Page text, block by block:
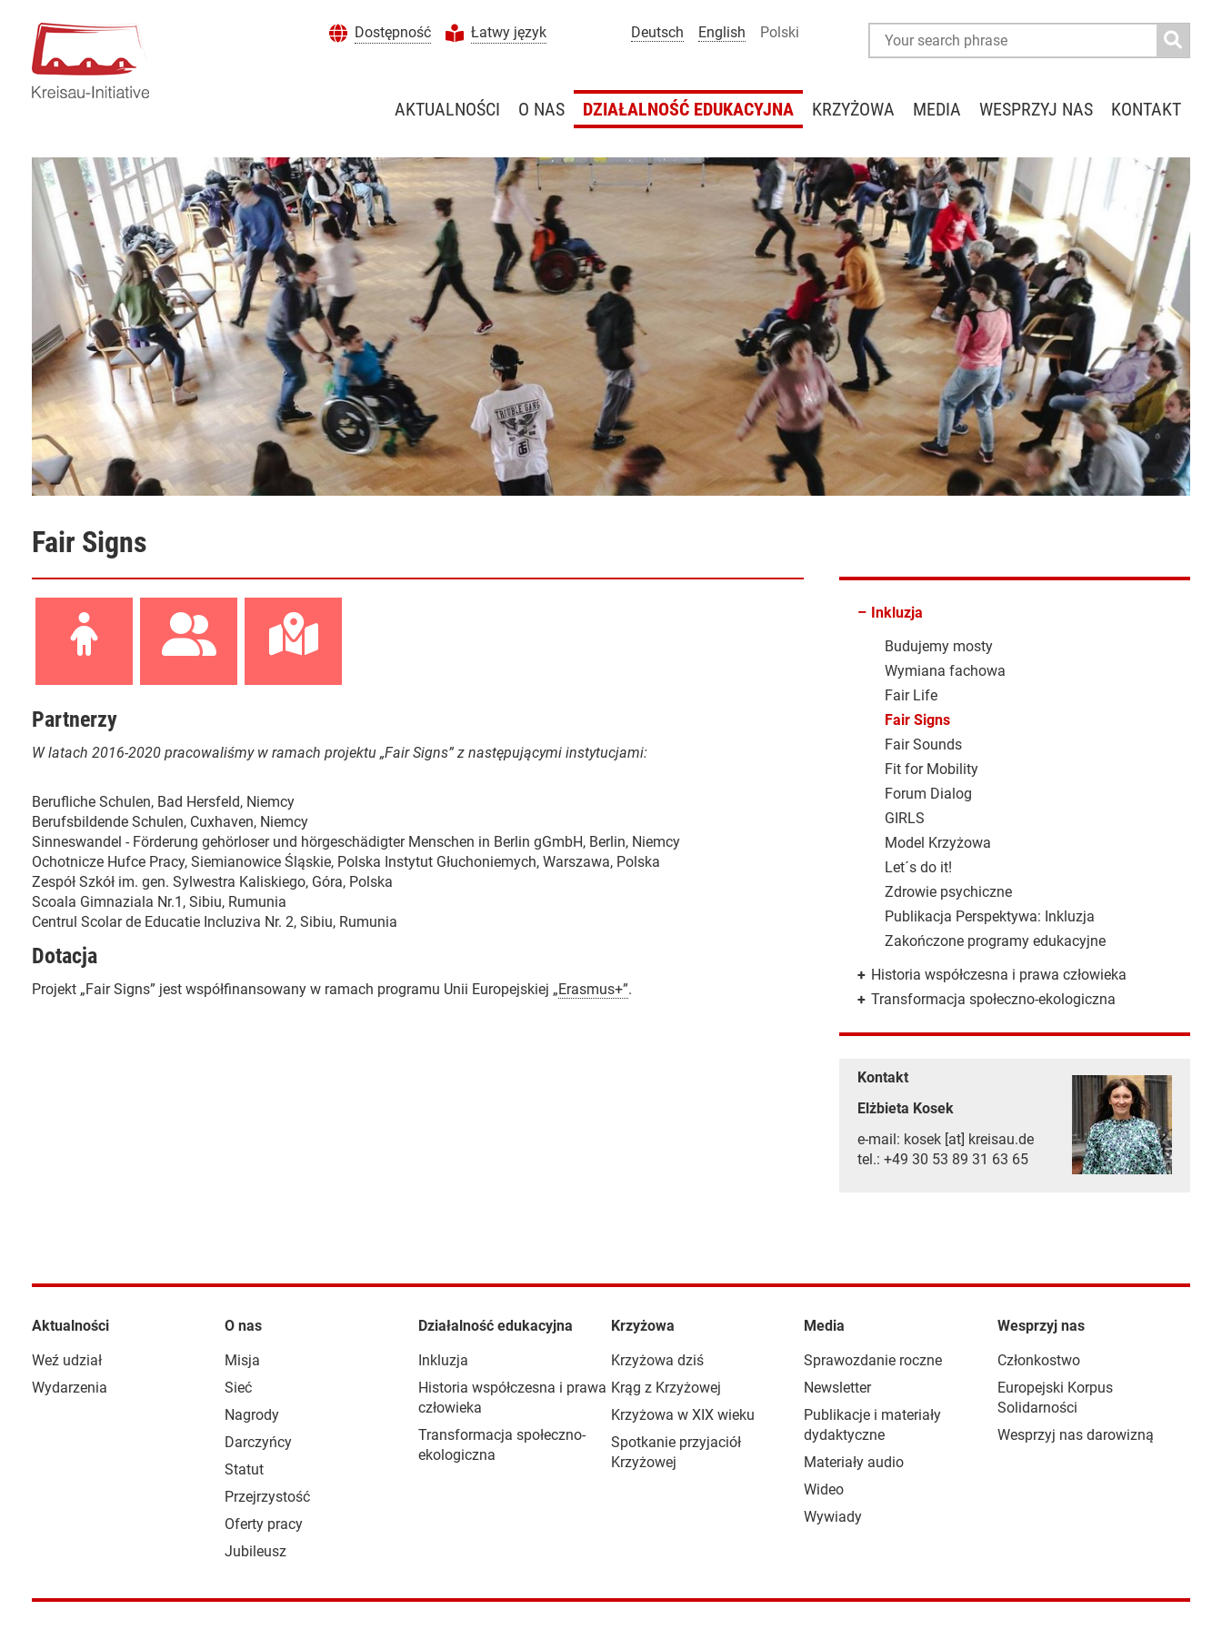
Dostępność Łatwy język Deutsch English Polski
AKTUALNOŚCI O NAS DZIAŁALNOŚĆ EDUKACYJNA KRZYŻOWA MEDIA WESPRZYJ NAS KONTAKT
Fair Signs
Partnerzy
W latach 2016-2020 pracowaliśmy w ramach projektu „Fair Signs” z następującymi instytucjami:
Berufliche Schulen, Bad Hersfeld, Niemcy
Berufsbildende Schulen, Cuxhaven, Niemcy
Sinneswandel - Förderung gehörloser und hörgeschädigter Menschen in Berlin gGmbH, Berlin, Niemcy
Ochotnicze Hufce Pracy, Siemianowice Śląskie, Polska Instytut Głuchoniemych, Warszawa, Polska
Zespół Szkół im. gen. Sylwestra Kaliskiego, Góra, Polska
Scoala Gimnaziala Nr.1, Sibiu, Rumunia
Centrul Scolar de Educatie Incluziva Nr. 2, Sibiu, Rumunia
Dotacja
Projekt „Fair Signs” jest współfinansowany w ramach programu Unii Europejskiej „Erasmus+”.
– Inkluzja
Budujemy mosty
Wymiana fachowa
Fair Life
Fair Signs
Fair Sounds
Fit for Mobility
Forum Dialog
GIRLS
Model Krzyżowa
Let´s do it!
Zdrowie psychiczne
Publikacja Perspektywa: Inkluzja
Zakończone programy edukacyjne
+ Historia współczesna i prawa człowieka
+ Transformacja społeczno-ekologiczna
Kontakt
Elżbieta Kosek
e-mail: kosek [at] kreisau.de
tel.: +49 30 53 89 31 63 65
Aktualności
Weź udział
Wydarzenia
O nas
Misja
Sieć
Nagrody
Darczyńcy
Statut
Przejrzystość
Oferty pracy
Jubileusz
Działalność edukacyjna
Inkluzja
Historia współczesna i prawa
człowieka
Transformacja społeczno-
ekologiczna
Krzyżowa
Krzyżowa dziś
Krąg z Krzyżowej
Krzyżowa w XIX wieku
Spotkanie przyjaciół
Krzyżowej
Media
Sprawozdanie roczne
Newsletter
Publikacje i materiały
dydaktyczne
Materiały audio
Wideo
Wywiady
Wesprzyj nas
Członkostwo
Europejski Korpus
Solidarności
Wesprzyj nas darowizną